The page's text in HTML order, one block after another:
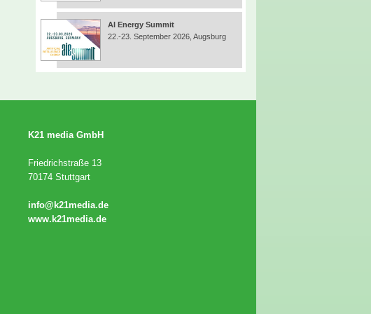
AI Energy Summit
22.-23. September 2026, Augsburg
K21 media GmbH
Friedrichstraße 13
70174 Stuttgart
info@k21media.de
www.k21media.de